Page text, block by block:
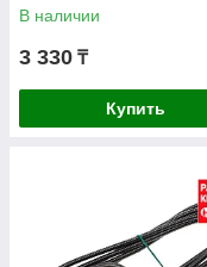
В наличии
3 330 ₸
Купить